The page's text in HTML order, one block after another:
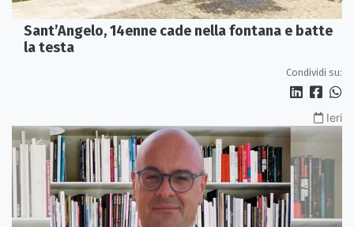
Sant’Angelo, 14enne cade nella fontana e batte
la testa
Condividi su:
Ieri